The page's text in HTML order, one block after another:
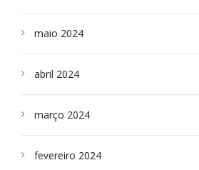
maio 2024
abril 2024
março 2024
fevereiro 2024